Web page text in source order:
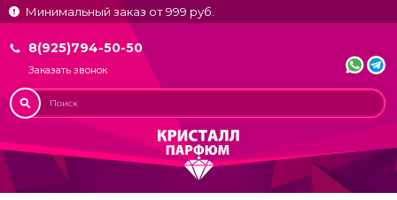
Минимальный заказ от 999 руб.
8(925)794-50-50
Заказать звонок